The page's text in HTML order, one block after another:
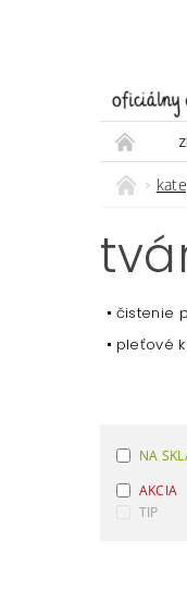
čistenie
pleťové
NA
AKCIA
TIP